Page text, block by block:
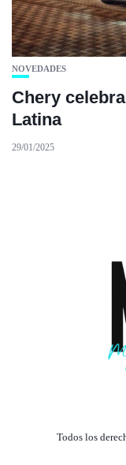
NOVEDADES
Chery
Latina
29/01/2025
Todos los